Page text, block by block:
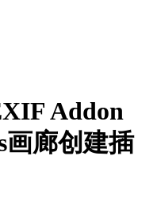
Addon
画廊创建插